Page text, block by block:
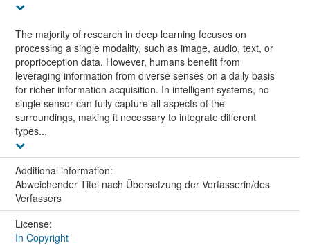
The majority of research in deep learning focuses on
processing a single modality, such as image, audio, text, or
proprioception data. However, humans benefit from
leveraging information from diverse senses on a daily basis
for richer information acquisition. In intelligent systems, no
single sensor can fully capture all aspects of the
surroundings, making it necessary to integrate different
types...
Additional information:
Abweichender Titel nach Übersetzung der Verfasserin/des
Verfassers
License:
In Copyright